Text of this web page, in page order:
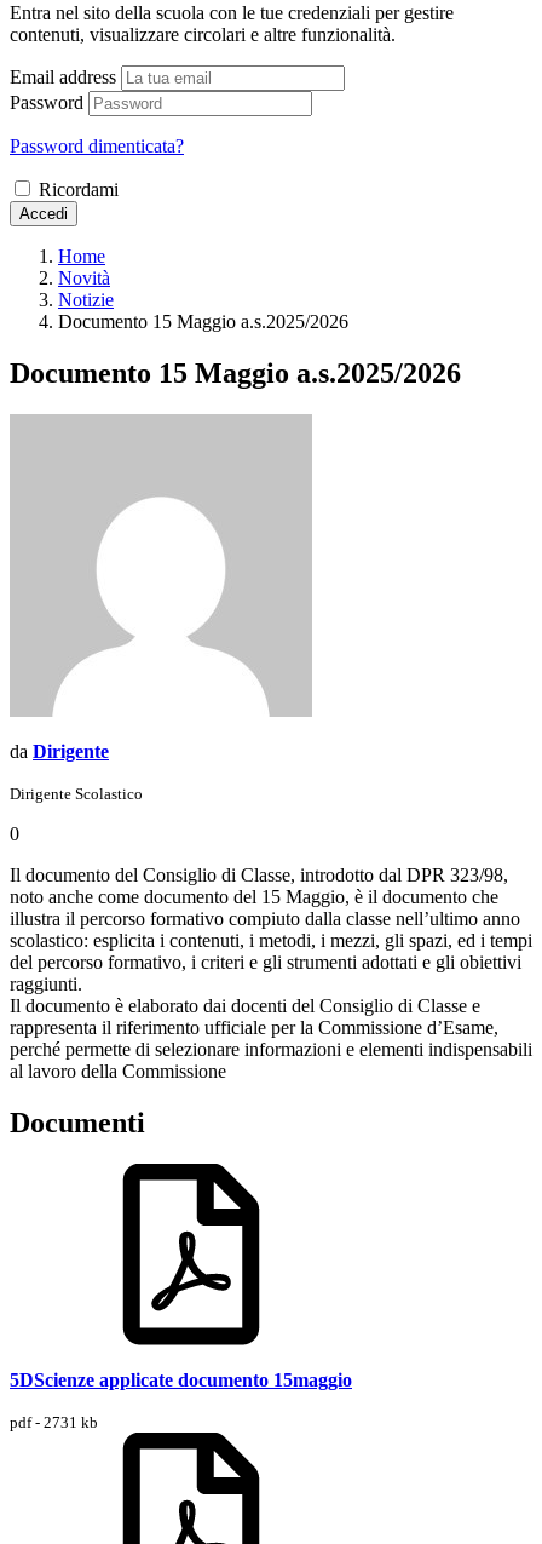
Entra nel sito della scuola con le tue credenziali per gestire
contenuti, visualizzare circolari e altre funzionalità.
Email address
Password
Password dimenticata?
Ricordami
Accedi
Home
Novità
Notizie
Documento 15 Maggio a.s.2025/2026
Documento 15 Maggio a.s.2025/2026
da Dirigente
Dirigente Scolastico
0
Il documento del Consiglio di Classe, introdotto dal DPR 323/98,
noto anche come documento del 15 Maggio, è il documento che
illustra il percorso formativo compiuto dalla classe nell’ultimo anno
scolastico: esplicita i contenuti, i metodi, i mezzi, gli spazi, ed i tempi
del percorso formativo, i criteri e gli strumenti adottati e gli obiettivi
raggiunti.
Il documento è elaborato dai docenti del Consiglio di Classe e
rappresenta il riferimento ufficiale per la Commissione d’Esame,
perché permette di selezionare informazioni e elementi indispensabili
al lavoro della Commissione
Documenti
5DScienze applicate documento 15maggio
pdf - 2731 kb